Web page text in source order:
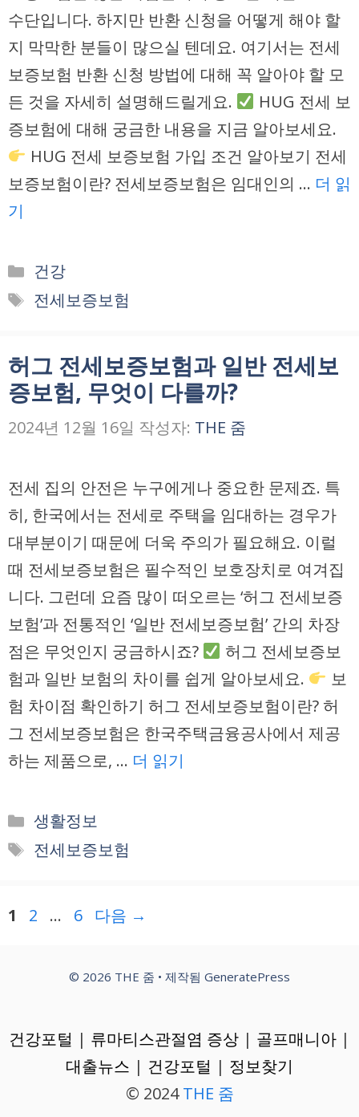
수단입니다. 하지만 반환 신청을 어떻게 해야 할
지 막막한 분들이 많으실 텐데요. 여기서는 전세
보증보험 반환 신청 방법에 대해 꼭 알아야 할 모
든 것을 자세히 설명해드릴게요.
HUG 전세 보
증보험에 대해 궁금한 내용을 지금 알아보세요.
HUG 전세 보증보험 가입 조건 알아보기 전세
보증보험이란? 전세보증보험은 임대인의 … 더 읽
기
카
테
건강
태
전세보증보험
허그 전세보증보험과 일반 전세보
증보험, 무엇이 다를까?
2024년 12월 16일 작성자: THE 줌
전세 집의 안전은 누구에게나 중요한 문제죠. 특
히, 한국에서는 전세로 주택을 임대하는 경우가
대부분이기 때문에 더욱 주의가 필요해요. 이럴
때 전세보증보험은 필수적인 보호장치로 여겨집
니다. 그런데 요즘 많이 떠오르는 ‘허그 전세보증
보험’과 전통적인 ‘일반 전세보증보험’ 간의 차장
점은 무엇인지 궁금하시죠?
허그 전세보증보
험과 일반 보험의 차이를 쉽게 알아보세요.
보
험 차이점 확인하기 허그 전세보증보험이란? 허
그 전세보증보험은 한국주택금융공사에서 제공
하는 제품으로, … 더 읽기
카
테
생활정보
태
전세보증보험
페
1
페
2 …
페
지
6 다음 →
© 2026 THE 줌 • 제작됨 GeneratePress
건강포털 | 류마티스관절염 증상 | 골프매니아 |
대출뉴스 | 건강포털 | 정보찾기
© 2024THE 줌